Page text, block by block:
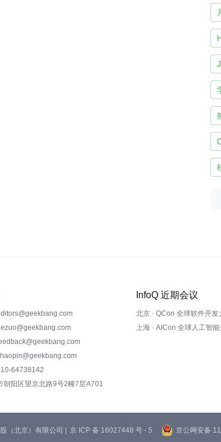
64738142
朝阳区望京北路9号2幢7层A701
InfoQ 近期会议
北京 · QCon 全球软件开
上海 · AICon 全球人工智
（北京）有限公司 | 京 ICP 备 16027448 号 - 5 京公网安备